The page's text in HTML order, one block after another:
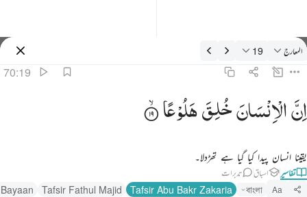
تفسیر: المعارج 70:19
المعارج 19
70:19
۞ ان الانسان خلق هلوعا ١٩
۞ إِنَّ ٱلْإِنسَـٰنَ خُلِقَ هَلُوعًا ١٩
اِنَّالْاِنْسَانَخُلِقَهَلُوْعًا
یقینا انسان پیدا کیا گیا ہے تھڑدلا۔
تفاسیر اسباق تدبرات
Aa
বাংলা
Tafsir Abu Bakr Zakaria
Tafsir Fathul Majid